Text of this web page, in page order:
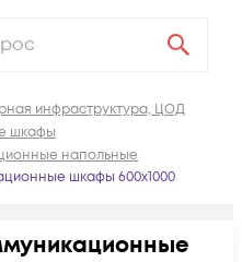
инфраструктура, ЦОД
шкафы
напольные
шкафы 600x1000